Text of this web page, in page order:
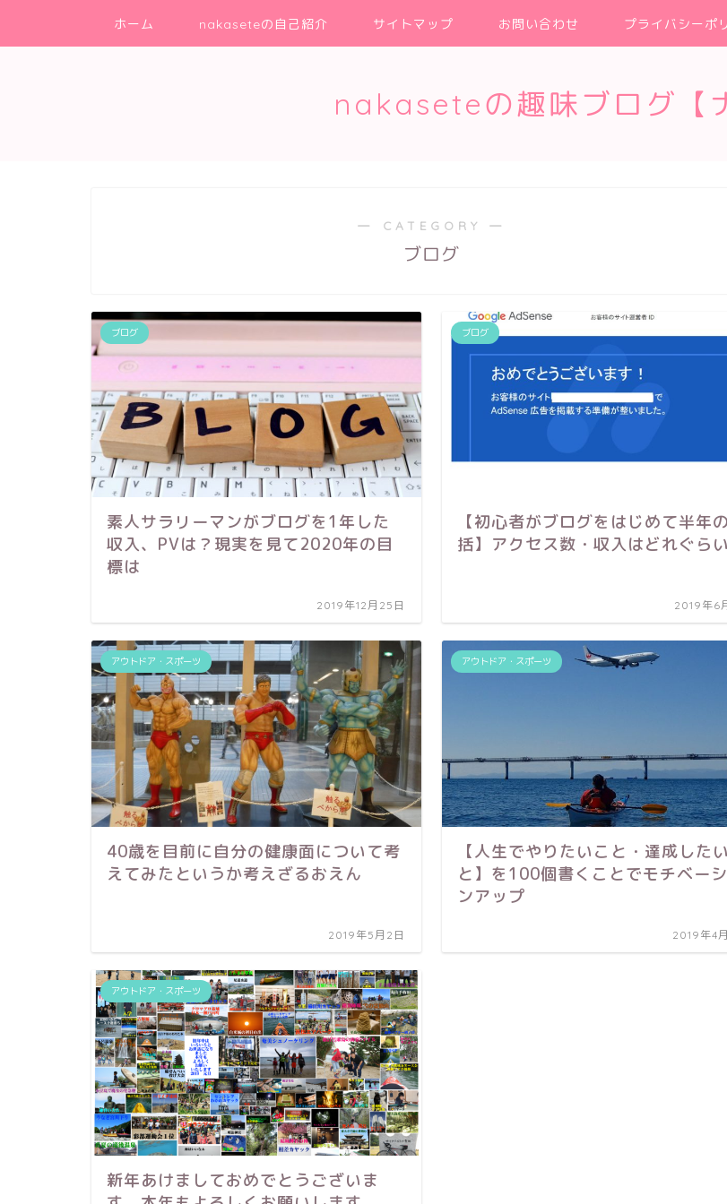
ホーム nakaseteの自己紹介 サイトマップ お問い合わせ プライバシーポ
nakaseteの趣味ブログ【
― CATEGORY ―
ブログ
ブログ
素人サラリーマンがブログを1年した
収入、PVは？現実を見て2020年の目
標は
2019年12月25日
ブログ
【初心者がブログをはじめて半年
括】アクセス数・収入はどれぐら
2019年6
アウトドア・スポーツ
40歳を目前に自分の健康面について考
えてみたというか考えざるおえん
2019年5月2日
アウトドア・スポーツ
【人生でやりたいこと・達成した
と】を100個書くことでモチベー
ンアップ
2019年4
アウトドア・スポーツ
新年あけましておめでとうございま